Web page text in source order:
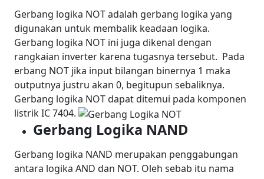
Gerbang logika NOT adalah gerbang logika yang
digunakan untuk membalik keadaan logika.
Gerbang logika NOT ini juga dikenal dengan
rangkaian inverter karena tugasnya tersebut. Pada
erbang NOT jika input bilangan binernya 1 maka
outputnya justru akan 0, begitupun sebaliknya.
Gerbang logika NOT dapat ditemui pada komponen
listrik IC 7404.
Gerbang Logika NAND
Gerbang logika NAND merupakan penggabungan
antara logika AND dan NOT. Oleh sebab itu nama